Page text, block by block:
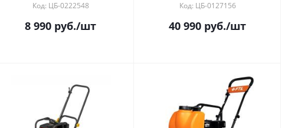
Код: ЦБ-0222548
8 990 руб./шт
Код: ЦБ-0127156
40 990 руб./шт